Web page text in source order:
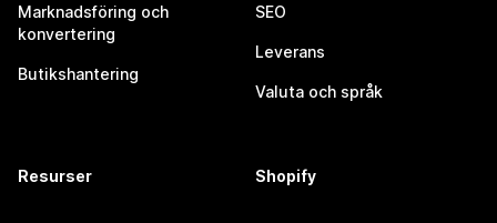
Marknadsföring och
konvertering
Butikshantering
SEO
Leverans
Valuta och språk
Resurser Shopify